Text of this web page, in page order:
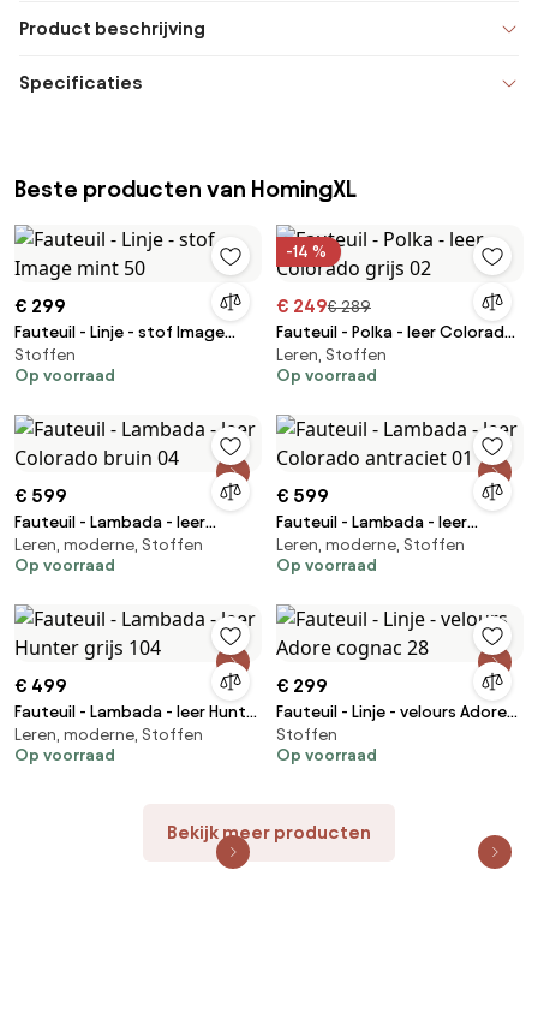
Product beschrijving
Specificaties
Beste producten van HomingXL
€ 299
Fauteuil - Linje - stof Image
mint 50
Stoffen
Op voorraad
-14 %
€ 249€ 289
Fauteuil - Polka - leer Colorado
grijs 02
Leren, Stoffen
Op voorraad
€ 599
Fauteuil - Lambada - leer
Colorado bruin 04
Leren, moderne, Stoffen
Op voorraad
€ 599
Fauteuil - Lambada - leer
Colorado antraciet 01
Leren, moderne, Stoffen
Op voorraad
€ 499
Fauteuil - Lambada - leer Hunter
grijs 104
Leren, moderne, Stoffen
Op voorraad
€ 299
Fauteuil - Linje - velours Adore
cognac 28
Stoffen
Op voorraad
Bekijk meer producten